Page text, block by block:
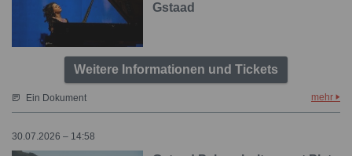
Gstaad
Weitere Informationen und Tickets
Ein Dokument mehr
30.07.2026 – 14:58